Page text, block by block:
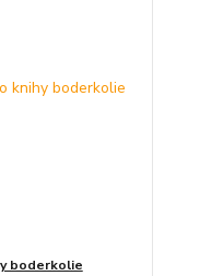
boderkolie